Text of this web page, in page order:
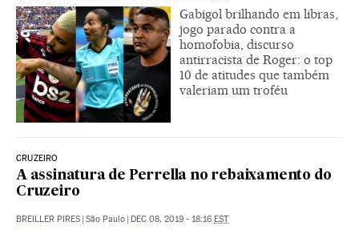
Gabigol brilhando em libras,
jogo parado contra a
homofobia, discurso
antirracista de Roger: o top
10 de atitudes que também
valeriam um troféu
CRUZEIRO
A assinatura de Perrella no rebaixamento do
Cruzeiro
BREILLER PIRES | São Paulo | DEC 08, 2019 - 18:16 EST